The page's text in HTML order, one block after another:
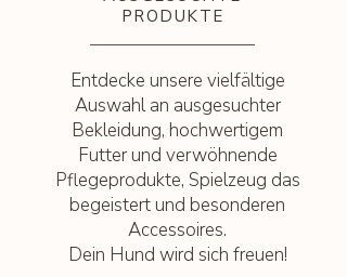
PRODUKTE
Entdecke unsere vielfältige
Auswahl an ausgesuchter
Bekleidung, hochwertigem
Futter und verwöhnende
Pflegeprodukte, Spielzeug das
begeistert und besonderen
Accessoires.
Dein Hund wird sich freuen!